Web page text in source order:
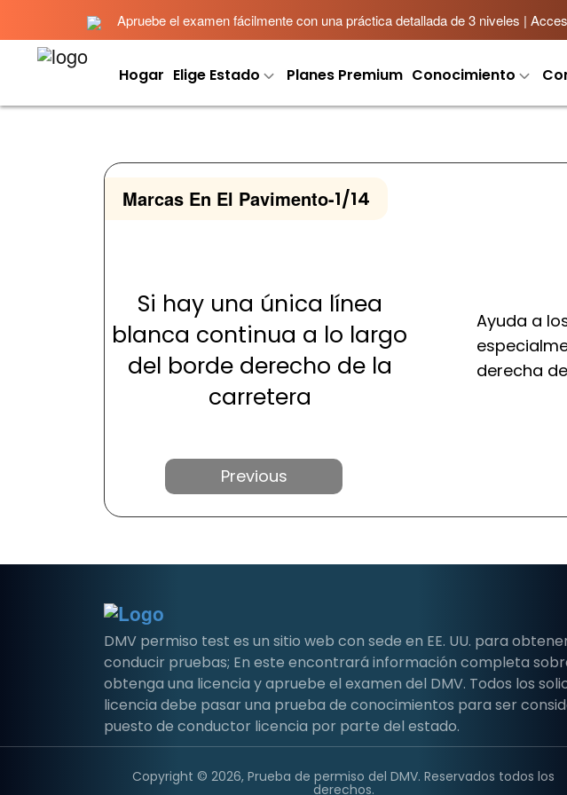
Apruebe el examen fácilmente con una práctica detallada de 3 niveles |
Hogar Elige Estado Planes Premium Conocimiento
Marcas En El Pavimento-1/14
Si hay una única línea
blanca continua a lo largo
del borde derecho de la
carretera
Ayuda a
derecha
Anterior
DMV permiso test es un sitio web con sede en EE. UU. para
conducir pruebas; En este encontrará información completa
obtenga una licencia y apruebe el examen del DMV. Todos los
licencia debe pasar una prueba de conocimientos para ser
puesto de conductor licencia por parte del estado.
Copyright © 2026, Prueba de permiso del DMV. Reservados todos los
derechos.